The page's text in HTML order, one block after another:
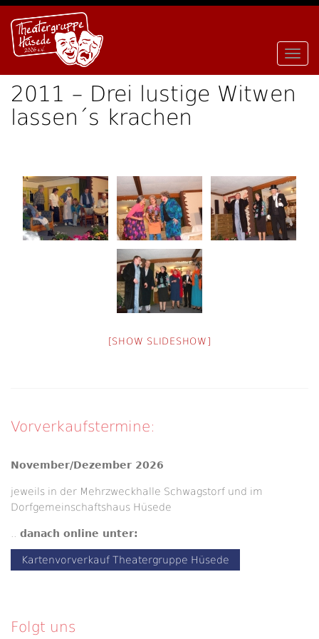
Skip to content
2011 – Drei lustige Witwen
lassen´s krachen
[SHOW SLIDESHOW]
Vorverkaufstermine:
November/Dezember 2026
jeweils in der Mehrzweckhalle Schwagstorf und im
Dorfgemeinschaftshaus Hüsede
danach online unter:
Kartenvorverkauf Theatergruppe Hüsede
Folgt uns